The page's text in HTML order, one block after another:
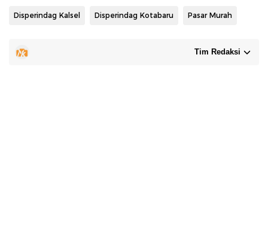
Disperindag Kalsel Disperindag Kotabaru Pasar Murah
Tim Redaksi